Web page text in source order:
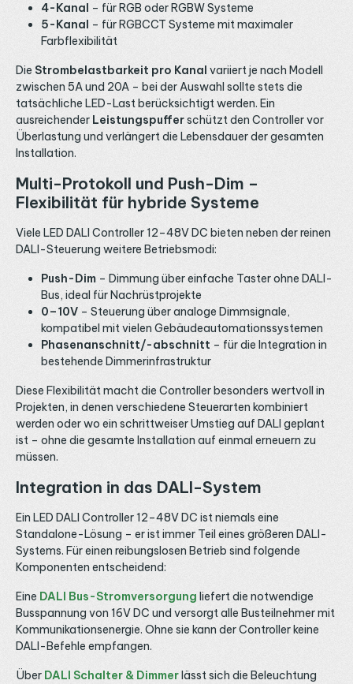
4-Kanal – für RGB oder RGBW Systeme
5-Kanal – für RGBCCT Systeme mit maximaler
Farbflexibilität
Die Strombelastbarkeit pro Kanal variiert je nach Modell
zwischen 5A und 20A – bei der Auswahl sollte stets die
tatsächliche LED-Last berücksichtigt werden. Ein
ausreichender Leistungspufferschützt den Controller vor
Überlastung und verlängert die Lebensdauer der gesamten
Installation.
Multi-Protokoll und Push-Dim –
Flexibilität für hybride Systeme
Viele LED DALI Controller 12–48V DC bieten neben der reinen
DALI-Steuerung weitere Betriebsmodi:
Push-Dim – Dimmung über einfache Taster ohne DALI-
Bus, ideal für Nachrüstprojekte
0–10V – Steuerung über analoge Dimmsignale,
kompatibel mit vielen Gebäudeautomationssystemen
Phasenanschnitt/-abschnitt – für die Integration in
bestehende Dimmerinfrastruktur
Diese Flexibilität macht die Controller besonders wertvoll in
Projekten, in denen verschiedene Steuerarten kombiniert
werden oder wo ein schrittweiser Umstieg auf DALI geplant
ist – ohne die gesamte Installation auf einmal erneuern zu
müssen.
Integration in das DALI-System
Ein LED DALI Controller 12–48V DC ist niemals eine
Standalone-Lösung – er ist immer Teil eines größeren DALI-
Systems. Für einen reibungslosen Betrieb sind folgende
Komponenten entscheidend:
Eine DALI Bus-Stromversorgung liefert die notwendige
Busspannung von 16V DC und versorgt alle Busteilnehmer mit
Kommunikationsenergie. Ohne sie kann der Controller keine
DALI-Befehle empfangen.
Über DALI Schalter & Dimmer lässt sich die Beleuchtung